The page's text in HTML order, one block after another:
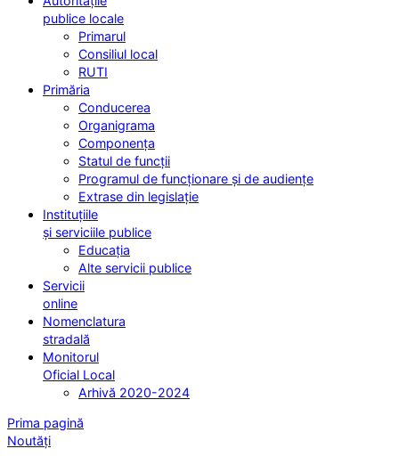
publice locale
Primarul
Consiliul local
RUTI
Primăria
Conducerea
Organigrama
Componența
Statul de funcții
Programul de funcționare și de audiențe
Extrase din legislație
Instituțiile
și serviciile publice
Educația
Alte servicii publice
Servicii
online
Nomenclatura
stradală
Monitorul
Oficial Local
Arhivă 2020-2024
Prima pagină
Noutăți